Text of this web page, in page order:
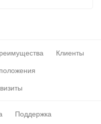
Клиенты
Поддержка